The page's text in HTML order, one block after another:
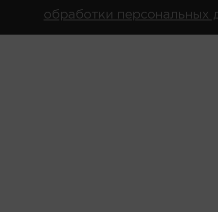
обработки персональных